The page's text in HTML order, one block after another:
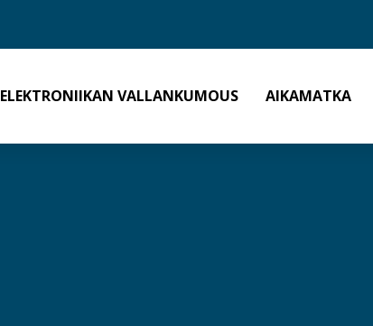
ELEKTRONIIKAN VALLANKUMOUS AIKAMATKA